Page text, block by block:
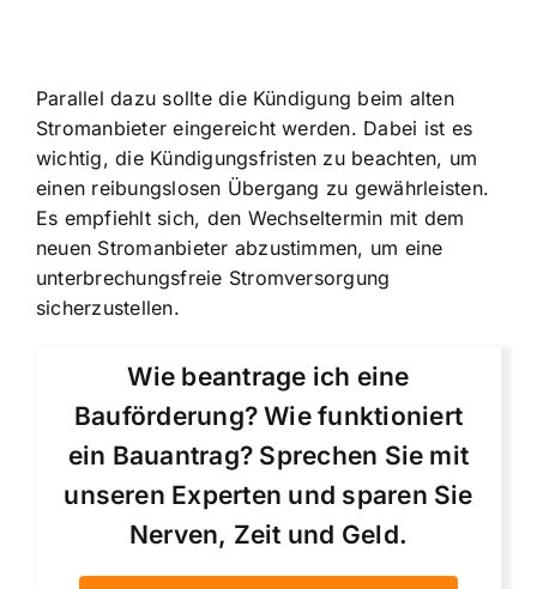
Parallel dazu sollte die Kündigung beim alten
Stromanbieter eingereicht werden. Dabei ist es
wichtig, die Kündigungsfristen zu beachten, um
einen reibungslosen Übergang zu gewährleisten.
Es empfiehlt sich, den Wechseltermin mit dem
neuen Stromanbieter abzustimmen, um eine
unterbrechungsfreie Stromversorgung
sicherzustellen.
Wie beantrage ich eine
Bauförderung? Wie funktioniert
ein Bauantrag? Sprechen Sie mit
unseren Experten und sparen Sie
Nerven, Zeit und Geld.